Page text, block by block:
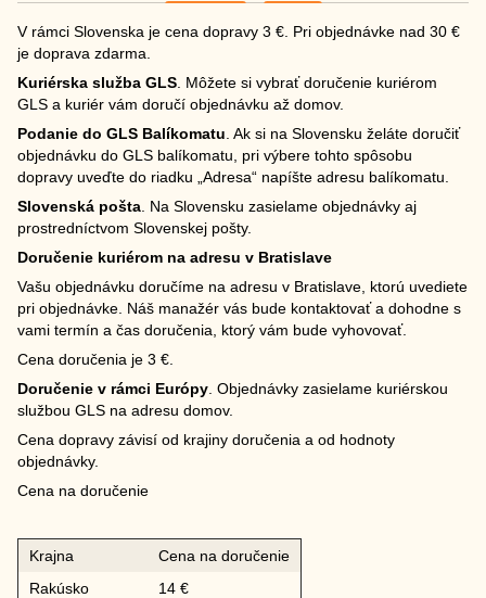
V rámci Slovenska je cena dopravy 3 €. Pri objednávke nad 30 €
je doprava zdarma.
Kuriérska služba GLS . Môžete si vybrať doručenie kuriérom
GLS a kuriér vám doručí objednávku až domov.
Podanie do GLS Balíkomatu . Ak si na Slovensku želáte doručiť
objednávku do GLS balíkomatu, pri výbere tohto spôsobu
dopravy uveďte do riadku „Adresa“ napíšte adresu balíkomatu.
Slovenská pošta . Na Slovensku zasielame objednávky aj
prostredníctvom Slovenskej pošty.
Doručenie kuriérom na adresu v Bratislave
Vašu objednávku doručíme na adresu v Bratislave, ktorú uvediete
pri objednávke. Náš manažér vás bude kontaktovať a dohodne s
vami termín a čas doručenia, ktorý vám bude vyhovovať.
Cena doručenia je 3 €.
Doručenie v rámci Európy . Objednávky zasielame kuriérskou
službou GLS na adresu domov.
Cena dopravy závisí od krajiny doručenia a od hodnoty
objednávky.
Cena na doručenie
Krajna
Cena na doručenie
Rakúsko
14 €